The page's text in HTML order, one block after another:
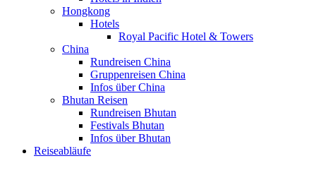
Hongkong
Hotels
Royal Pacific Hotel & Towers
China
Rundreisen China
Gruppenreisen China
Infos über China
Bhutan Reisen
Rundreisen Bhutan
Festivals Bhutan
Infos über Bhutan
Reiseabläufe